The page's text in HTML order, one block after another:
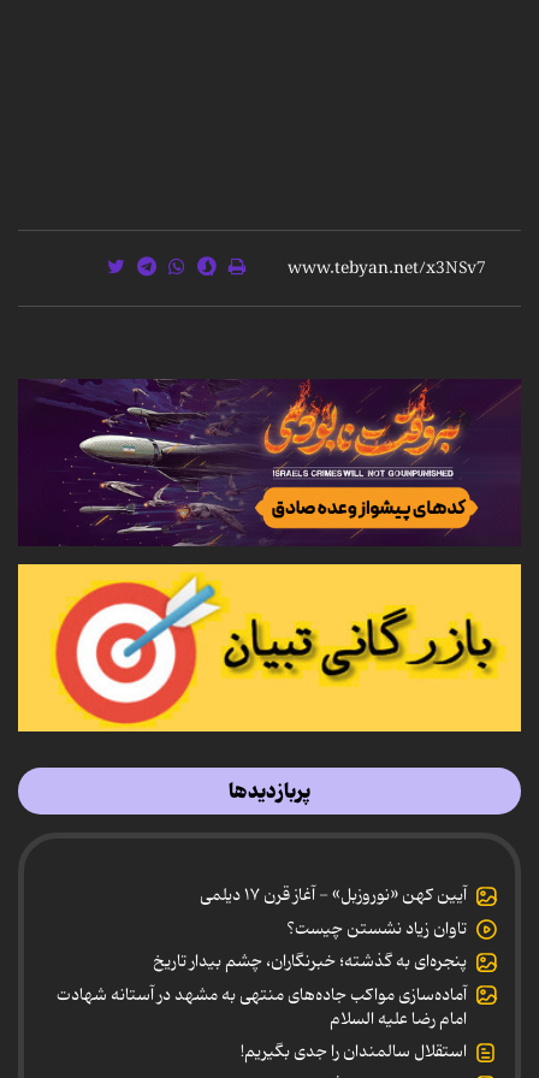
پربازدیدها
آیین کهن «نوروزبل» - آغاز قرن ۱۷ دیلمی
تاوان زیاد نشستن چیست؟
پنجره‌ای به گذشته؛ خبرنگاران، چشم بیدار تاریخ
آماده‌سازی مواکب جاده‌های منتهی به مشهد در آستانه شهادت
امام رضا علیه السلام
استقلال سالمندان را جدی بگیریم!